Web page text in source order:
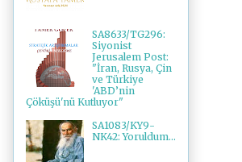
SA8633/TG296:
Siyonist
Jerusalem Post:
"İran, Rusya, Çin
ve Türkiye
'ABD’nin
Çöküşü'nü Kutluyor"
SA1083/KY9-
NK42: Yoruldum...